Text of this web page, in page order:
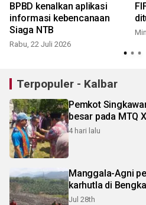
BPBD kenalkan aplikasi
informasi kebencanaan
Siaga NTB
Rabu, 22 Juli 2026
Terpopuler - Kalbar
Pemkot
besar pada MTQ
4 hari lalu
Manggala-Agni
karhutla di
Jul 28th